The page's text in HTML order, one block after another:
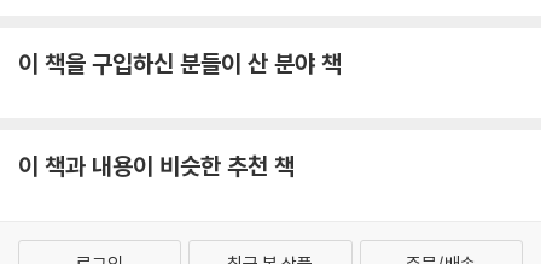
이 책을 구입하신 분들이 산 분야 책
이 책과 내용이 비슷한 추천 책